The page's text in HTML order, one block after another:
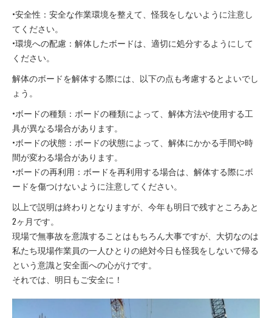
•安全性：安全な作業環境を整えて、怪我をしないように注意し
てください。
•環境への配慮：解体したボードは、適切に処分するようにして
ください。
解体のボードを解体する際には、以下の点も考慮するとよいでし
ょう。
•ボードの種類：ボードの種類によって、解体方法や使用する工
具が異なる場合があります。
•ボードの状態：ボードの状態によって、解体にかかる手間や時
間が変わる場合があります。
•ボードの再利用：ボードを再利用する場合は、解体する際にボ
ードを傷つけないように注意してください。
以上で説明は終わりとなりますが、今年も明日で残すところあと
2ヶ月です。
現場で無事故を意識することはもちろん大事ですが、大切なのは
私たち現場作業員の一人ひとりの絶対今日も怪我をしないで帰る
という意識と安全面への心がけです。
それでは、明日もご安全に！